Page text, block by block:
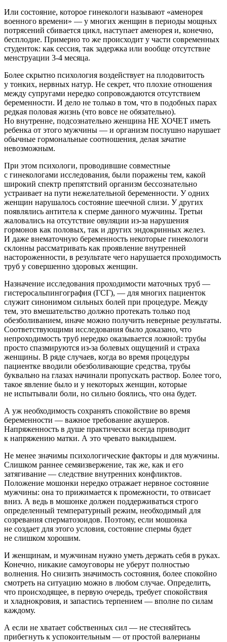
Или состояние, которое гинекологи называют «аменорея
военного времени» — у многих женщин в периоды мощных
потрясений сбивается цикл, наступает аменорея и, конечно,
бесплодие. Примерно то же происходит у части современных
студенток: как сессия, так задержка или вообще отсутствие
менструации 3-4 месяца.
Более скрытно психология воздействует на плодовитость
у тонких, нервных натур. Не секрет, что плохие отношения
между супругами нередко сопровождаются отсутствием
беременности. И дело не только в том, что в подобных парах
редкая половая жизнь (что вовсе не обязательно).
Но внутренне, подсознательно женщина НЕ ХОЧЕТ иметь
ребенка от этого мужчины — и организм послушно нарушает
обычные гормональные соотношения, делая зачатие
невозможным.
При этом психологи, проводившие совместные
с гинекологами исследования, были поражены тем, какой
широкий спектр препятствий организм бессознательно
устраивает на пути нежелательной беременности. У одних
женщин нарушалось состояние шеечной слизи. У других
появлялись антитела к сперме данного мужчины. Третьи
жаловались на отсутствие овуляции из-за нарушения
гормонов как половых, так и других эндокринных желез.
И даже внематочную беременность некоторые гинекологи
склонны рассматривать как проявление внутренней
настороженности, в результате чего нарушается проходимость
труб у совершенно здоровых женщин.
Назначение исследования проходимости маточных труб —
гистеросальпингография (ГСГ), — для многих пациенток
служит синонимом сильных болей при процедуре. Между
тем, это вмешательство должно протекать только под
обезболиванием, иначе можно получить неверные результаты.
Соответствующими исследования было доказано, что
непроходимость труб нередко оказывается ложной: трубы
просто спазмируются из-за болевых ощущений и страха
женщины. В ряде случаев, когда во время процедуры
пациентке вводили обезболивающие средства, трубы
буквально на глазах начинали пропускать раствор. Более того,
такое явление было и у некоторых женщин, которые
не испытывали боли, но сильно боялись, что она будет.
А уж необходимость сохранять спокойствие во время
беременности — важное требование акушеров.
Напряженность в душе практически всегда приводит
к напряжению матки. А это чревато выкидышем.
Не менее значимы психологические факторы и для мужчины.
Слишком раннее семяизвержение, так же, как и его
затягивание — следствие внутренних конфликтов.
Положение мошонки нередко отражает нервное состояние
мужчины: она то прижимается к промежности, то отвисает
вниз. А ведь в мошонке должен поддерживаться строго
определенный температурный режим, необходимый для
созревания сперматозоидов. Поэтому, если мошонка
не создает для этого условия, состояние спермы будет
не слишком хорошим.
И женщинам, и мужчинам нужно уметь держать себя в руках.
Конечно, никакие самоуговоры не уберут полностью
волнения. Но снизить значимость состояния, более спокойно
смотреть на ситуацию можно в любом случае. Определить,
что происходящее, в первую очередь, требует спокойствия
и хладнокровия, и запастись терпением — вполне по силам
каждому.
А если не хватает собственных сил — не стесняйтесь
прибегнуть к успокоительным — от простой валерианы